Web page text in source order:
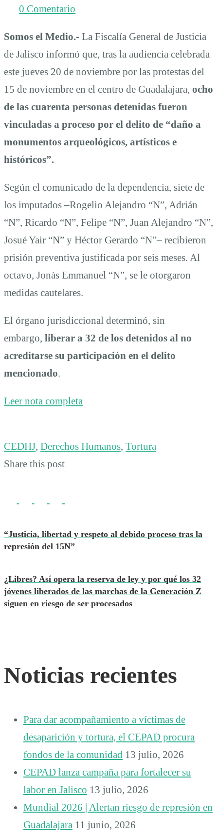
enfrenta
acusaciones
de
tortura
0 Comentario
Somos el Medio.- La Fiscalía General de Justicia
de Jalisco informó que, tras la audiencia celebrada
este jueves 20 de noviembre por las protestas del
15 de noviembre en el centro de Guadalajara, ocho
de las cuarenta personas detenidas fueron
vinculadas a proceso por el delito de “daño a
monumentos arqueológicos, artísticos e
históricos”.
Según el comunicado de la dependencia, siete de
los imputados –Rogelio Alejandro “N”, Adrián
“N”, Ricardo “N”, Felipe “N”, Juan Alejandro “N”,
Josué Yair “N” y Héctor Gerardo “N”– recibieron
prisión preventiva justificada por seis meses. Al
octavo, Jonás Emmanuel “N”, se le otorgaron
medidas cautelares.
El órgano jurisdiccional determinó, sin
embargo, liberar a 32 de los detenidos al no
acreditarse su participación en el delito
mencionado.
Leer nota completa
CEDHJ, Derechos Humanos, Tortura
Share this post
“Justicia, libertad y respeto al debido proceso tras la
represión del 15N”
¿Libres? Así opera la reserva de ley y por qué los 32
jóvenes liberados de las marchas de la Generación Z
siguen en riesgo de ser procesados
Noticias recientes
Para dar acompañamiento a víctimas de
desaparición y tortura, el CEPAD procura
fondos de la comunidad 13 julio, 2026
CEPAD lanza campaña para fortalecer su
labor en Jalisco 13 julio, 2026
Mundial 2026 | Alertan riesgo de represión en
Guadalajara 11 junio, 2026